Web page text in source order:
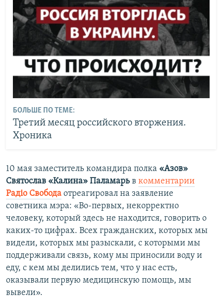
БОЛЬШЕ ПО ТЕМЕ:
Третий месяц российского вторжения.
Хроника
10 мая заместитель командира полка «Азов»
Святослав «Калина» Паламарь в комментарии
Радіо Свобода отреагировал на заявление
советника мэра: «Во-первых, некорректно
человеку, который здесь не находится, говорить о
каких-то цифрах. Всех гражданских, которых мы
видели, которых мы разыскали, с которыми мы
поддерживали связь, кому мы приносили воду и
еду, с кем мы делились тем, что у нас есть,
оказывали первую медицинскую помощь, мы
вывели».